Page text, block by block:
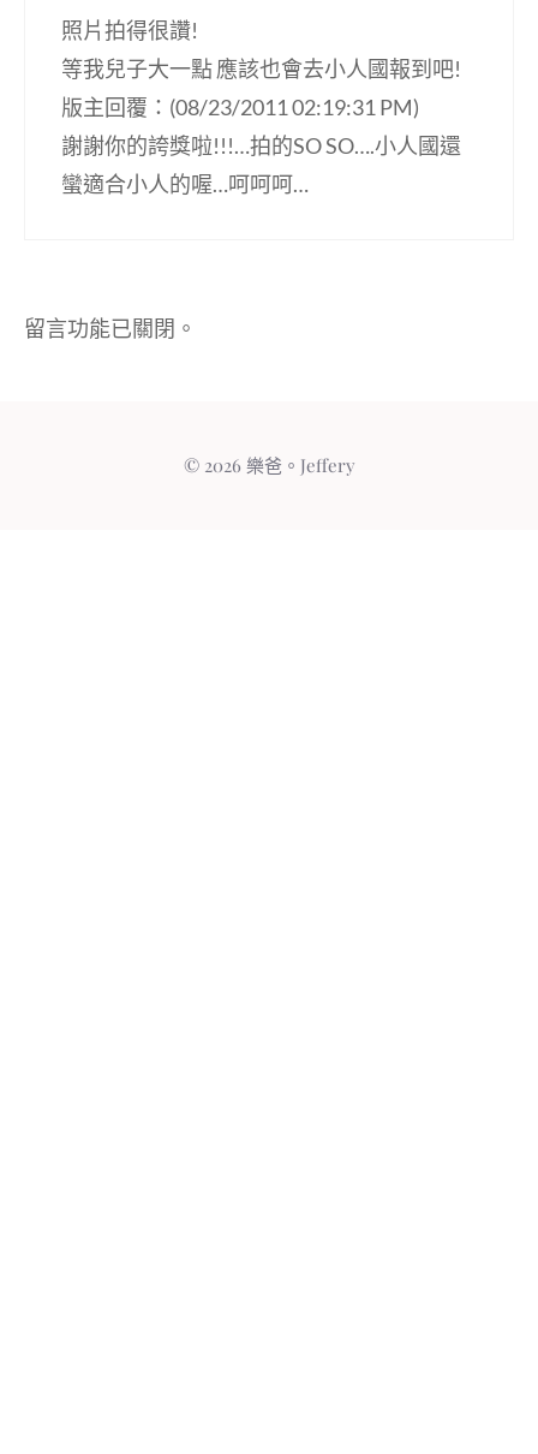
照片拍得很讚!
等我兒子大一點 應該也會去小人國報到吧!
版主回覆：(08/23/2011 02:19:31 PM)
謝謝你的誇獎啦!!!…拍的SO SO….小人國還
蠻適合小人的喔…呵呵呵…
留言功能已關閉。
© 2026 樂爸。Jeffery